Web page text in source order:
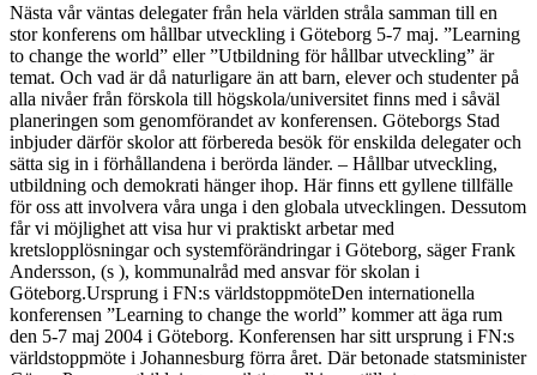
Nästa vår väntas delegater från hela världen stråla samman till en
stor konferens om hållbar utveckling i Göteborg 5-7 maj. ”Learning
to change the world” eller ”Utbildning för hållbar utveckling” är
temat. Och vad är då naturligare än att barn, elever och studenter på
alla nivåer från förskola till högskola/universitet finns med i såväl
planeringen som genomförandet av konferensen. Göteborgs Stad
inbjuder därför skolor att förbereda besök för enskilda delegater och
sätta sig in i förhållandena i berörda länder. – Hållbar utveckling,
utbildning och demokrati hänger ihop. Här finns ett gyllene tillfälle
för oss att involvera våra unga i den globala utvecklingen. Dessutom
får vi möjlighet att visa hur vi praktiskt arbetar med
kretslopplösningar och systemförändringar i Göteborg, säger Frank
Andersson, (s ), kommunalråd med ansvar för skolan i
Göteborg.Ursprung i FN:s världstoppmöteDen internationella
konferensen ”Learning to change the world” kommer att äga rum
den 5-7 maj 2004 i Göteborg. Konferensen har sitt ursprung i FN:s
världstoppmöte i Johannesburg förra året. Där betonade statsminister